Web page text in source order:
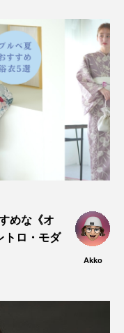
めな《オ
ロ・モダ
Akko